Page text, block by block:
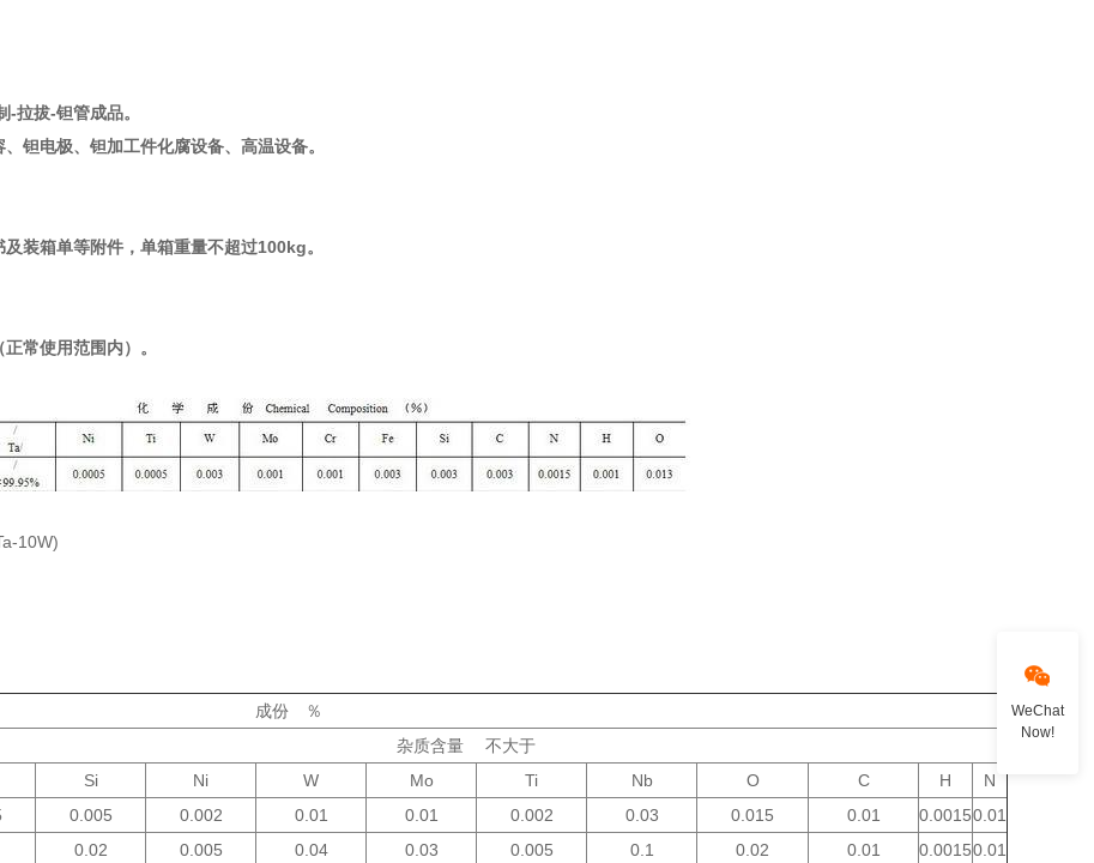
拉拔-钽管成品。
钽电极、钽加工件化腐设备、高温设备。
装箱单等附件，单箱重量不超过100kg。
常使用范围内）。
10W)
成份 ％
杂质含量
不大于
Si Ni W Mo Ti Nb O C H
N
0.005 0.002 0.01 0.01 0.002 0.03 0.015 0.01 0.00150.01
0.02 0.005 0.04 0.03 0.005 0.1 0.02 0.01 0.00150.01
WeChat
Now!